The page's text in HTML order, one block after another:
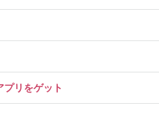
リをゲット